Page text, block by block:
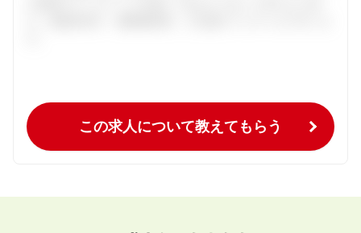
この求人について教えてもらう